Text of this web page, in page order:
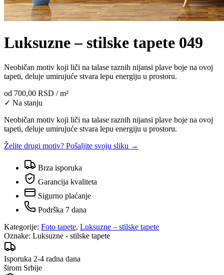
Luksuzne – stilske tapete 049
Neobičan motiv koji liči na talase raznih nijansi plave boje na ovoj
tapeti, deluje umirujuće stvara lepu energiju u prostoru.
od 700,00 RSD / m²
✓ Na stanju
Neobičan motiv koji liči na talase raznih nijansi plave boje na ovoj
tapeti, deluje umirujuće stvara lepu energiju u prostoru.
Želite drugi motiv? Pošaljite svoju sliku →
Brza isporuka
Garancija kvaliteta
Sigurno plaćanje
Podrška 7 dana
Kategorije: Foto tapete, Luksuzne – stilske tapete
Oznake: Luksuzne - stilske tapete
Isporuka 2-4 radna dana
širom Srbije